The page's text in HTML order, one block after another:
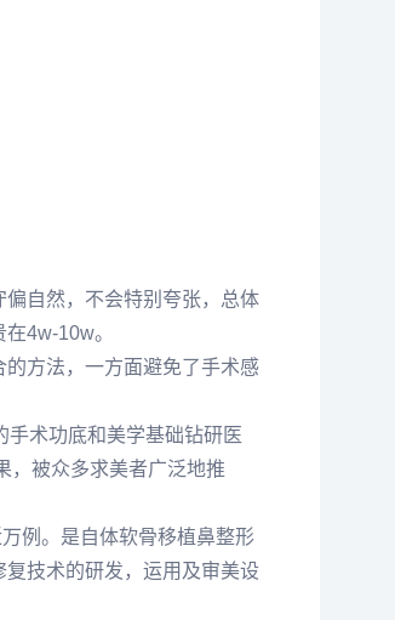
自然，不会特别夸张，总体
4w-10w。
方法，一方面避免了手术感
手术功底和美学基础钻研医
，被众多求美者广泛地推
例。是自体软骨移植鼻整形
技术的研发，运用及审美设